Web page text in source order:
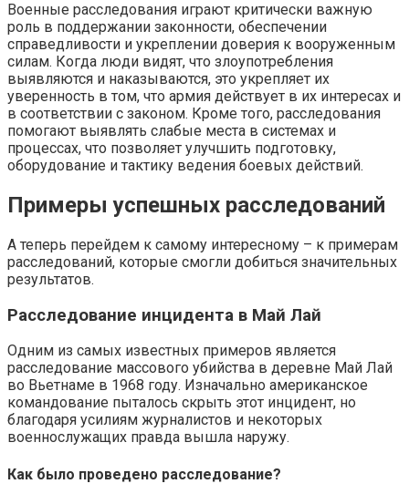
Военные расследования играют критически важную
роль в поддержании законности, обеспечении
справедливости и укреплении доверия к вооруженным
силам. Когда люди видят, что злоупотребления
выявляются и наказываются, это укрепляет их
уверенность в том, что армия действует в их интересах и
в соответствии с законом. Кроме того, расследования
помогают выявлять слабые места в системах и
процессах, что позволяет улучшить подготовку,
оборудование и тактику ведения боевых действий.
Примеры успешных расследований
А теперь перейдем к самому интересному – к примерам
расследований, которые смогли добиться значительных
результатов.
Расследование инцидента в Май Лай
Одним из самых известных примеров является
расследование массового убийства в деревне Май Лай
во Вьетнаме в 1968 году. Изначально американское
командование пыталось скрыть этот инцидент, но
благодаря усилиям журналистов и некоторых
военнослужащих правда вышла наружу.
Как было проведено расследование?